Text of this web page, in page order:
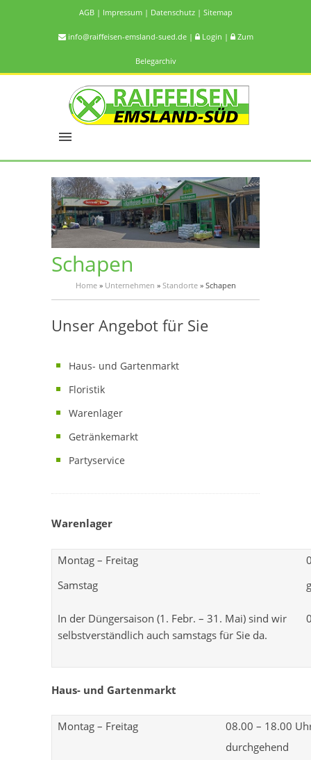
AGB| Impressum| Datenschutz| Sitemap
info@raiffeisen-emsland-sued.de| Login | Zum
Belegarchiv
Schapen
Home» Unternehmen » Standorte» Schapen
Unser Angebot für Sie
Haus- und Gartenmarkt
Floristik
Warenlager
Getränkemarkt
Partyservice
Warenlager
Montag – Freitag
Samstag
In der Düngersaison (1. Febr. – 31. Mai) sind wir
selbstverständlich auch samstags für Sie da.
Haus- und Gartenmarkt
Montag – Freitag
08.00 – 18.00
durchgehend